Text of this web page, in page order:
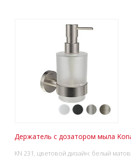
Держатель с дозатором мыла
KN 231, цветовой дизайн: белый